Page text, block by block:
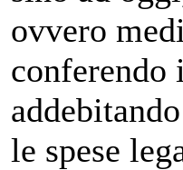
ovvero
conferendo
le spese